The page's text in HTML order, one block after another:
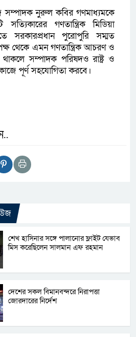
নুরুল কবির গণমাধ্যমকে
গণতান্ত্রিক মিডিয়া
সরকারপ্রধান পুরোপুরি সম্মত
থেকে এমন গণতান্ত্রিক আচরণ ও
সম্পাদক পরিষদও রাষ্ট্র ও
পূর্ণ সহযোগিতা করবে।
শেখ হাসিনার সঙ্গে পালানোর ফ্লাইট যেভাব
মিস করেছিলেন সালমান এফ রহমান
দেশের সকল বিমানবন্দরে নিরাপত্তা
জোরদারের নির্দেশ